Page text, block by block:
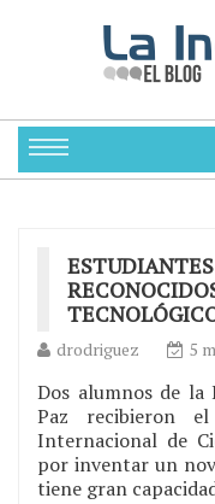
drodriguez 5
Dos alumnos de la
Paz recibieron
Internacional de
por inventar un
tiene gran